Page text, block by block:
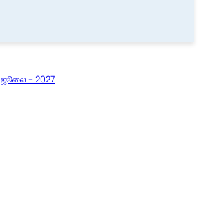
ஜூலை – 2027